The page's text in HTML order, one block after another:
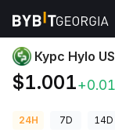
Цены криптовалют
Курс Hylo
$1.001
24H 7D 14D